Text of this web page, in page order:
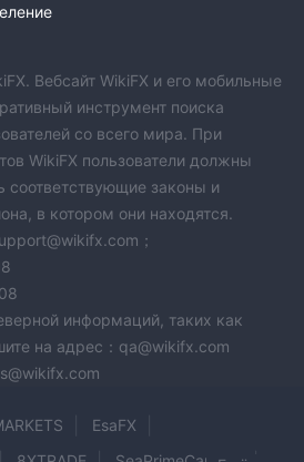
Вебсайт WikiFX и его мобильные
инструмент поиска
со всего мира. При
WikiFX пользователи должны
соответствующие законы и
в котором они находятся.
；
информаций, таких как
на адрес：qa@wikifx.com
EsaFX